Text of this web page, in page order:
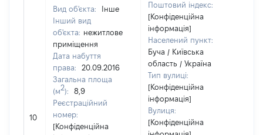
10
Вид об'єкта:
Інше
Інший вид
об'єкта: нежитлове
приміщення
Дата набуття
права:
20.09.2016
Загальна площа
(м2):
8,9
Реєстраційний
номер:
[Конфіденційна
Поштовий індекс:
[Конфіденційна
інформація]
Населений пункт:
Буча / Київська
область / Україна
Тип вулиці:
[Конфіденційна
інформація]
Вулиця:
[Конфіденційна